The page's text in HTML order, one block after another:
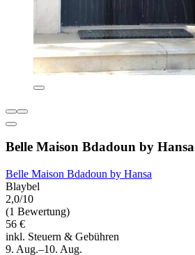
Belle Maison Bdadoun by Hansa
Belle Maison Bdadoun by Hansa
Blaybel
2,0/10
(1 Bewertung)
56 €
inkl. Steuern & Gebühren
9. Aug.–10. Aug.